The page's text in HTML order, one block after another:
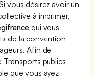
vous désirez avoir un
à imprimer,
qui vous
de la convention
Afin de
publics
que vous ayez